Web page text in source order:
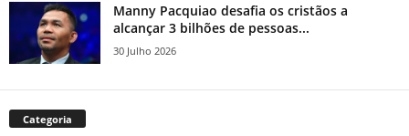
Manny Pacquiao desafia os cristãos a
alcançar 3 bilhões de pessoas...
30 Julho 2026
Categoria